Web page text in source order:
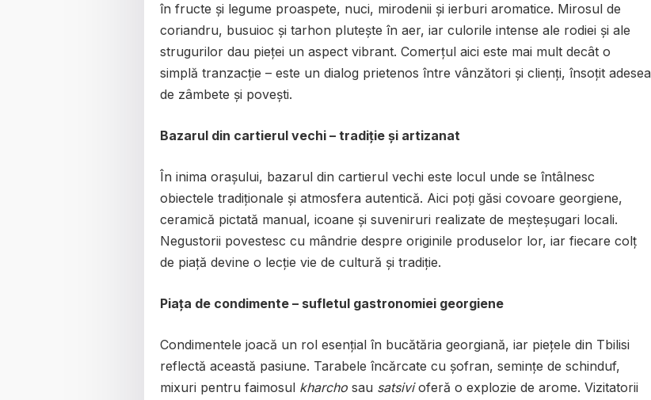
în fructe și legume proaspete, nuci, mirodenii și ierburi aromatice. Mirosul de
coriandru, busuioc și tarhon plutește în aer, iar culorile intense ale rodiei și ale
strugurilor dau pieței un aspect vibrant. Comerțul aici este mai mult decât o
simplă tranzacție – este un dialog prietenos între vânzători și clienți, însoțit adesea
de zâmbete și povești.
Bazarul din cartierul vechi – tradiție și artizanat
În inima orașului, bazarul din cartierul vechi este locul unde se întâlnesc
obiectele tradiționale și atmosfera autentică. Aici poți găsi covoare georgiene,
ceramică pictată manual, icoane și suveniruri realizate de meșteșugari locali.
Negustorii povestesc cu mândrie despre originile produselor lor, iar fiecare colț
de piață devine o lecție vie de cultură și tradiție.
Piața de condimente – sufletul gastronomiei georgiene
Condimentele joacă un rol esențial în bucătăria georgiană, iar piețele din Tbilisi
reflectă această pasiune. Tarabele încărcate cu șofran, semințe de schinduf,
mixuri pentru faimosul kharcho sau satsivioferă o explozie de arome. Vizitatorii